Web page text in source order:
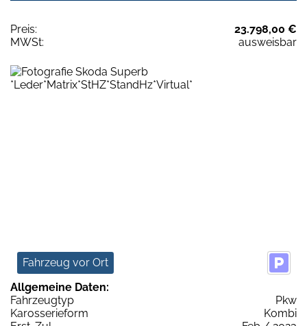
Preis:
23.798,00 €
MWSt:
ausweisbar
Fahrzeug vor Ort
Allgemeine Daten:
Fahrzeugtyp
Pkw
Karosserieform
Kombi